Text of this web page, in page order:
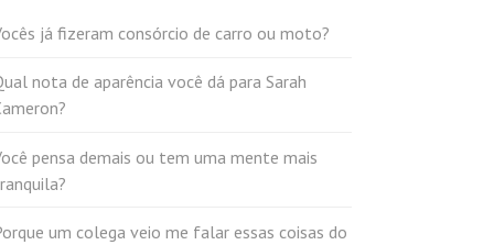
já fizeram consórcio de carro ou moto?
nota de aparência você dá para Sarah
pensa demais ou tem uma mente mais
um colega veio me falar essas coisas do